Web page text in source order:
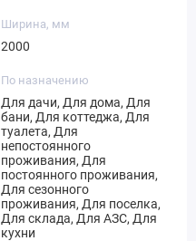
Ширина, мм
2000
По назначению
Для дачи, Для дома, Для
бани, Для коттеджа, Для
туалета, Для
непостоянного
проживания, Для
постоянного проживания,
Для сезонного
проживания, Для поселка,
Для склада, Для АЗС, Для
кухни